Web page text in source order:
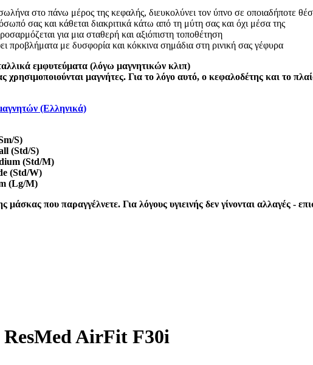
στο πάνω μέρος της κεφαλής, διευκολύνει τον ύπνο σε οποιαδήποτε
σας και κάθεται διακριτικά κάτω από τη μύτη σας και όχι μέσα της
για μια σταθερή και αξιόπιστη τοποθέτηση
προβλήματα με δυσφορία και κόκκινα σημάδια στη ρινική σας γέφυρα
εμφυτεύματα (λόγω μαγνητικών κλιπ)
μαγνήτες. Για το λόγο αυτό, ο κεφαλοδέτης και το
(Ελληνικά)
S)
(Std/S)
(Std/M)
(Std/W)
(Lg/M)
που παραγγέλνετε. Για λόγους υγιεινής δεν γίνονται αλλαγές -
ResMed AirFit F30i